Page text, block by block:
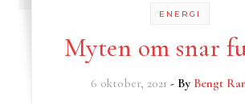
ENERGI
Myten om snar
6 oktober, 2021 - By Bengt